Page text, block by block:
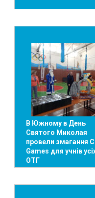
В Южному в День
Святого Миколая
провели змагання
Games для учнів
ОТГ